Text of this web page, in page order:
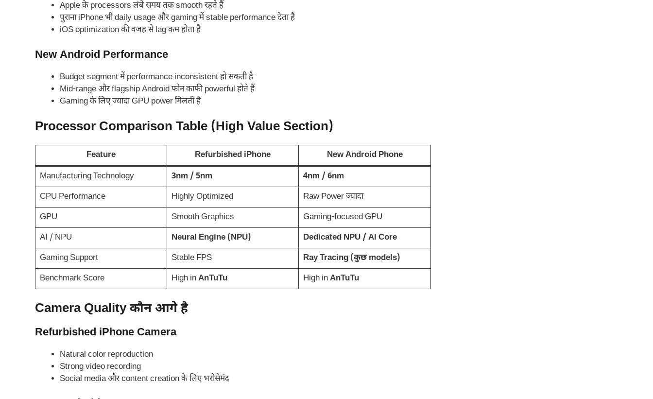
Apple के processors लंबे समय तक smooth रहते हैं
पुराना iPhone भी daily usage और gaming में stable performance देता है
iOS optimization की वजह से lag कम होता है
New Android Performance
Budget segment में performance inconsistent हो सकती है
Mid-range और flagship Android फोन काफी powerful होते हैं
Gaming के लिए ज्यादा GPU power मिलती है
Processor Comparison Table (High Value Section)
Feature Refurbished iPhone
New Android Phone
Manufacturing Technology
3nm / 5nm
4nm / 6nm
CPU Performance
Highly Optimized
Raw Power ज्यादा
GPU
Smooth Graphics
Gaming-focused GPU
AI / NPU
Neural Engine (NPU)
Dedicated NPU / AI Core
Gaming Support
Stable FPS
Ray Tracing (कुछ models)
Benchmark Score
High inAnTuTu High inAnTuTu
Camera Quality कौन आगे है
Refurbished iPhone Camera
Natural color reproduction
Strong video recording
Social media और content creation के लिए भरोसेमंद